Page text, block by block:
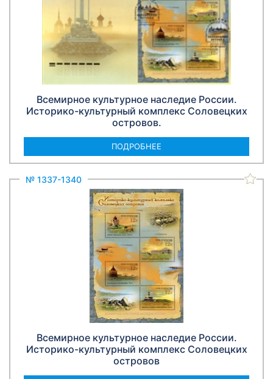
Всемирное культурное наследие России.
Историко-культурный комплекс Соловецких
островов.
ПОДРОБНЕЕ
№ 1337-1340
Всемирное культурное наследие России.
Историко-культурный комплекс Соловецких
островов